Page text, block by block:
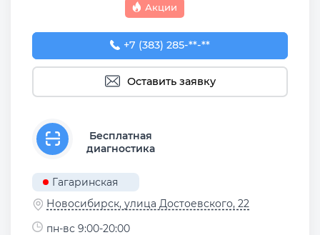
Акции
+7 (383) 285-96-21
+7 (383) 285-**-**
Оставить заявку
Бесплатная
диагностика
Гагаринская
Новосибирск, улица Достоевского, 22
пн-вс 9:00-20:00